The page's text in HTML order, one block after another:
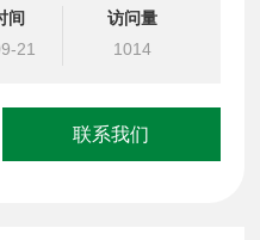
,阀块设计与选型
中国台湾北部等液压元件
间
21
访问量
1014
联系我们